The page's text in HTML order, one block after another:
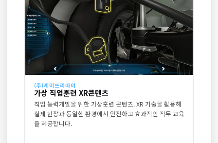
(주)케이쓰리아이
가상 직업훈련 XR콘텐츠
직업 능력개발을 위한 가상훈련 콘텐츠. XR 기술을 활용해
실제 현장과 동일한 환경에서 안전하고 효과적인 직무 교육
을 제공합니다.